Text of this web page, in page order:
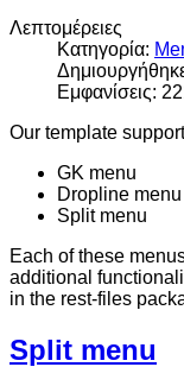
Λεπτομέρειες
Κατηγορία:
Εμφανίσεις:
Our template
GK menu
Dropline menu
Split menu
Each of these
additional
in the rest-files
Split menu